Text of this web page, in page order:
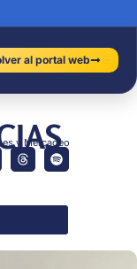
al portal web
y Mercadeo